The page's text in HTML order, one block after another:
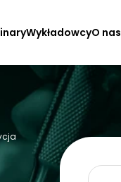
WykładowcyO nas